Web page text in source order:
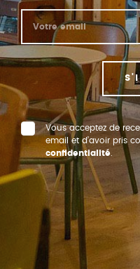
Vous acceptez de
email et d’avoir pris
confidentialité